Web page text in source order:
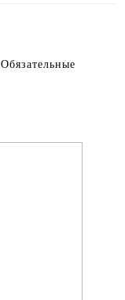
Обязательные